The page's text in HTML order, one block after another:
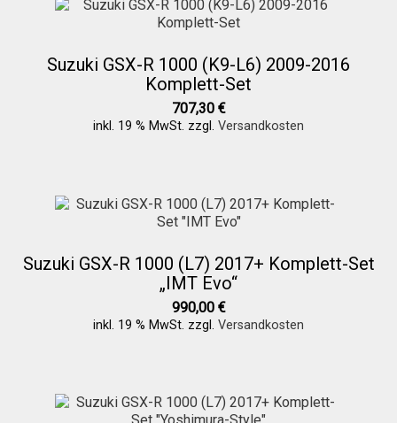
Preislisten
Galerie
Warenkorb
Allgemeine Geschäftsbedingungen
Impressum
Suzuki GSX-R 1000 (K9-L6) 2009-2016
Komplett-Set
707,30 €
inkl. 19 % MwSt. zzgl. Versandkosten
Suzuki GSX-R 1000 (L7) 2017+ Komplett-Set
„IMT Evo“
990,00 €
inkl. 19 % MwSt. zzgl. Versandkosten